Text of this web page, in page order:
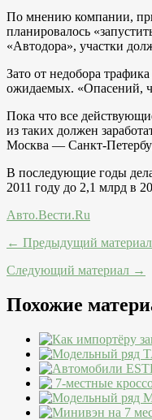
По мнению компании,
планировалось
«Автодора», участки
Зато от недобора
ожидаемых. «Опасений,
Пока что все
из таких должен
Москва — Санкт-
В последующие годы
2011 году до 2,1 млрд в
Авто.Вести.Ru
← Предыдущий материал
Следующий материал →
Похожие